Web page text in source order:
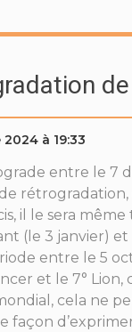
à 19:33
entre le 7
rétrogradation,
il le sera
(le 3 janvier) et
entre le 5
et le 7°
cela ne
façon